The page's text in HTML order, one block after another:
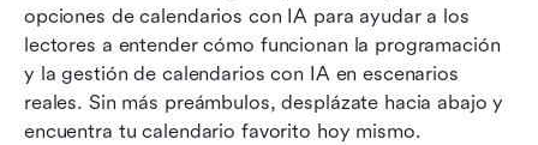
opciones de calendarios con IA para ayudar a los
lectores a entender cómo funcionan la programación
y la gestión de calendarios con IA en escenarios
reales. Sin más preámbulos, desplázate hacia abajo y
encuentra tu calendario favorito hoy mismo.